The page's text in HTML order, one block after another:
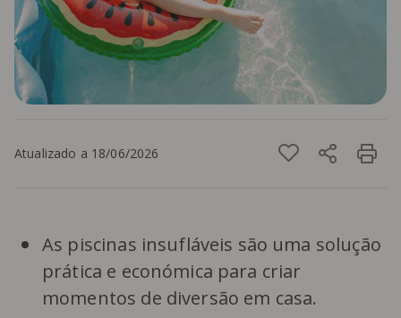
Atualizado a 18/06/2026
As piscinas insufláveis são uma solução
prática e económica para criar
momentos de diversão em casa.